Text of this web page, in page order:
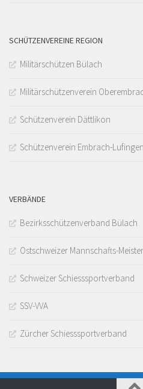
SCHÜTZENVEREINE REGION
Militärschützen Bülach
Militärschützenverein
Schützenverein Dättlikon
Schützenverein Embrach-Lufingen
VERBÄNDE
Bezirksschützenverband Bülach
Ostschweizer Mannschafts-
Schweizer Schiesssportverband
SSV-VVA
Zürcher Schiesssportverband